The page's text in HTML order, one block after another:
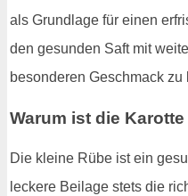
als Grundlage für einen
den gesunden Saft mit
besonderen Geschmack zu
Warum ist die
Die kleine Rübe ist ein
leckere Beilage stets die